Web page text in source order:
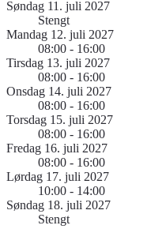
Søndag 11. juli 2027
Stengt
Mandag 12. juli 2027
08:00 - 16:00
Tirsdag 13. juli 2027
08:00 - 16:00
Onsdag 14. juli 2027
08:00 - 16:00
Torsdag 15. juli 2027
08:00 - 16:00
Fredag 16. juli 2027
08:00 - 16:00
Lørdag 17. juli 2027
10:00 - 14:00
Søndag 18. juli 2027
Stengt